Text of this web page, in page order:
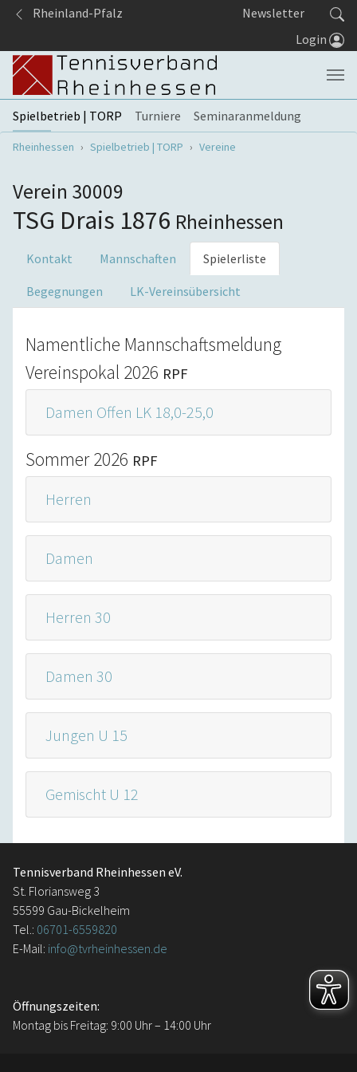
Springe zum Seiteninhalt
Rheinland-Pfalz
Newsletter
Login
Spielbetrieb | TORP Turniere
Seminaranmeldung
Sie sind hier:
Rheinhessen Spielbetrieb | TORP Vereine
Verein 30009
TSG Drais 1876 Rheinhessen
Kontakt Mannschaften Spielerliste
Begegnungen LK-Vereinsübersicht
Namentliche Mannschaftsmeldung
Vereinspokal 2026 RPF
Damen Offen LK 18,0-25,0
Sommer 2026 RPF
Herren
Damen
Herren 30
Damen 30
Jungen U 15
Gemischt U 12
Tennisverband Rheinhessen eV.
St. Floriansweg 3
55599 Gau-Bickelheim
Tel.: 06701-6559820
E-Mail: info@tvrheinhessen.de
Öffnungszeiten:
Montag bis Freitag: 9:00 Uhr – 14:00 Uhr